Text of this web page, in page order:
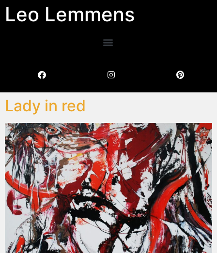
Leo Lemmens
Lady in red